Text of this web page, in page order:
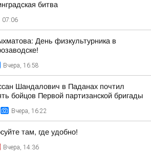
битва
07:06
День физкультурника в
Вчера, 16:58
Шандалович в Паданах почтил
бойцов Первой партизанской бригады
Вчера, 16:22
там, где удобно!
Вчера, 14:36